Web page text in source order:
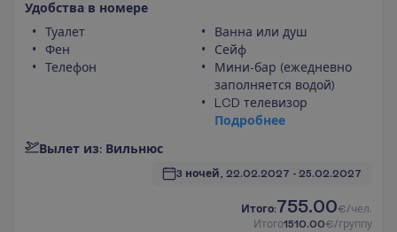
Удобства в номере
Туалет
Фен
Телефон
Ванна или душ
Сейф
Мини-бар (ежедневно
заполняется водой)
LCD телевизор
Подробнее
Вылет из: Вильнюс
3 ночей, 22.02.2027 - 25.02.2027
И того:755.00€/чел.
Итого1510.00€/группу